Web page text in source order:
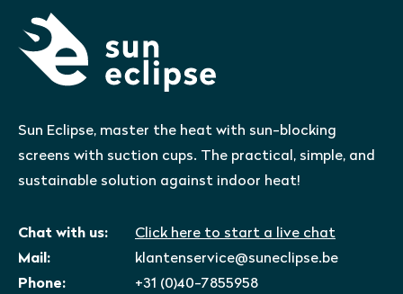
Sun Eclipse, master the heat with sun-blocking
screens with suction cups. The practical, simple, and
sustainable solution against indoor heat!
Chat with us:
Click here to start a live chat
Mail:
klantenservice@suneclipse.be
Phone:
+31 (0)40-7855958